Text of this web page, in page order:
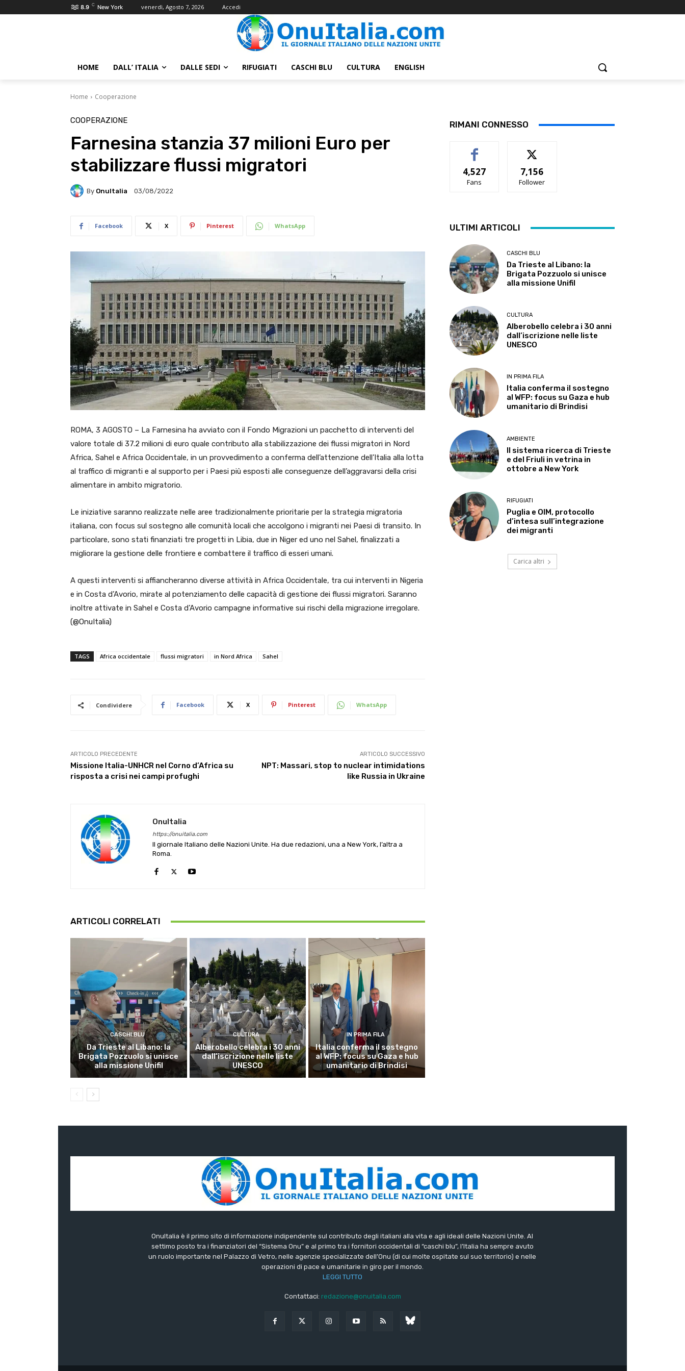
8.9 C New York venerdì, Agosto 7, 2026 Accedi
HOME DALL’ ITALIA DALLE SEDI RIFUGIATI CASCHI BLU CULTURA ENGLISH
Home Cooperazione
COOPERAZIONE
Farnesina stanzia 37 milioni Euro per
stabilizzare flussi migratori
By OnuItalia 03/08/2022
Facebook X Pinterest WhatsApp
ROMA, 3 AGOSTO – La Farnesina ha avviato con il Fondo Migrazioni un pacchetto di interventi del
valore totale di 37.2 milioni di euro quale contributo alla stabilizzazione dei flussi migratori in Nord
Africa, Sahel e Africa Occidentale, in un provvedimento a conferma dell’attenzione dell’Italia alla lotta
al traffico di migranti e al supporto per i Paesi più esposti alle conseguenze dell’aggravarsi della crisi
alimentare in ambito migratorio.
Le iniziative saranno realizzate nelle aree tradizionalmente prioritarie per la strategia migratoria
italiana, con focus sul sostegno alle comunità locali che accolgono i migranti nei Paesi di transito. In
particolare, sono stati finanziati tre progetti in Libia, due in Niger ed uno nel Sahel, finalizzati a
migliorare la gestione delle frontiere e combattere il traffico di esseri umani.
A questi interventi si affiancheranno diverse attività in Africa Occidentale, tra cui interventi in Nigeria
e in Costa d’Avorio, mirate al potenziamento delle capacità di gestione dei flussi migratori. Saranno
inoltre attivate in Sahel e Costa d’Avorio campagne informative sui rischi della migrazione irregolare.
(@OnuItalia)
TAGS Africa occidentale flussi migratori in Nord Africa Sahel
Condividere Facebook X Pinterest WhatsApp
ARTICOLO PRECEDENTE
Missione Italia-UNHCR nel Corno d’Africa su
risposta a crisi nei campi profughi
ARTICOLO SUCCESSIVO
NPT: Massari, stop to nuclear intimidations
like Russia in Ukraine
OnuItalia
https://onuitalia.com
Il giornale Italiano delle Nazioni Unite. Ha due redazioni, una a New York, l’altra a
Roma.
ARTICOLI CORRELATI
CASCHI BLU
Da Trieste al Libano: la
Brigata Pozzuolo si unisce
alla missione Unifil
CULTURA
Alberobello celebra i 30 anni
dall’iscrizione nelle liste
UNESCO
IN PRIMA FILA
Italia conferma il sostegno
al WFP: focus su Gaza e hub
umanitario di Brindisi
RIMANI CONNESSO
4,527
Fans
7,156
Follower
ULTIMI ARTICOLI
CASCHI BLU
Da Trieste al Libano: la
Brigata Pozzuolo si unisce
alla missione Unifil
CULTURA
Alberobello celebra i 30 anni
dall’iscrizione nelle liste
UNESCO
IN PRIMA FILA
Italia conferma il sostegno
al WFP: focus su Gaza e hub
umanitario di Brindisi
AMBIENTE
Il sistema ricerca di Trieste
e del Friuli in vetrina in
ottobre a New York
RIFUGIATI
Puglia e OIM, protocollo
d’intesa sull’integrazione
dei migranti
Carica altri
OnuItalia è il primo sito di informazione indipendente sul contributo degli italiani alla vita e agli ideali delle Nazioni Unite. Al
settimo posto tra i finanziatori del “Sistema Onu” e al primo tra i fornitori occidentali di “caschi blu”, l’Italia ha sempre avuto
un ruolo importante nel Palazzo di Vetro, nelle agenzie specializzate dell’Onu (di cui molte ospitate sul suo territorio) e nelle
operazioni di pace e umanitarie in giro per il mondo.
LEGGI TUTTO
Contattaci: redazione@onuitalia.com